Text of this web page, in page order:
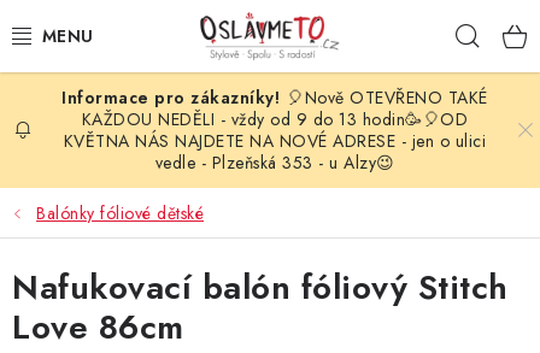
na
OSLAVA NAROZENIN
STYLOVÁ PARTY
DEKORACE A VÝZDOBA
BALÓNKY
🎈Nově OTEVŘENO TAKÉ
KAŽDOU NEDĚLI - vždy od 9 do 13 hodin🥳🎈OD
KVĚTNA NÁS NAJDETE NA NOVÉ ADRESE - jen o ulici
vedle - Plzeňská 353 - u Alzy😉
Balónky fóliové dětské
Nafukovací balón fóliový Stitch
Love 86cm